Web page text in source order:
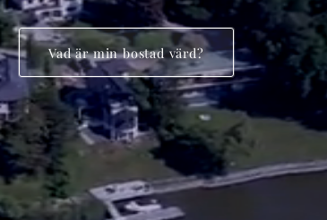
Vad är min bostad värd?